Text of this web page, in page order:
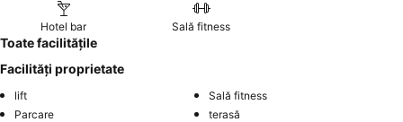
Hotel bar Sală fitness
Toate facilitățile
Facilități proprietate
lift
Sală fitness
Parcare
terasă